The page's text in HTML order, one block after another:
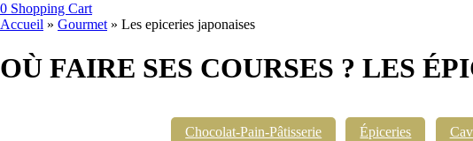
0 Shopping Cart
Accueil » Gourmet » Les epiceries japonaises
OÙ FAIRE SES COURSES ? LES
Chocolat-Pain-Pâtisserie Épiceries